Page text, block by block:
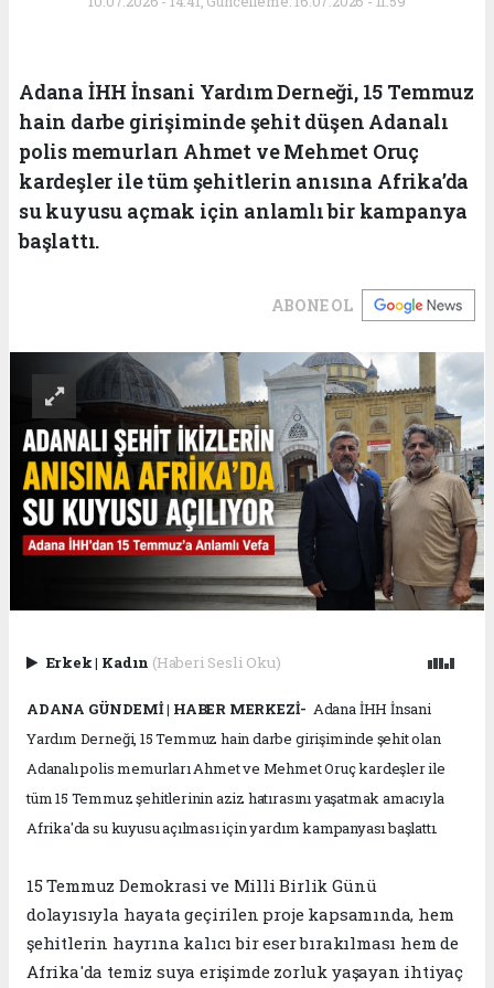
Adana İHH İnsani Yardım Derneği, 15 Temmuz
hain darbe girişiminde şehit düşen Adanalı
polis memurları Ahmet ve Mehmet Oruç
kardeşler ile tüm şehitlerin anısına Afrika’da
su kuyusu açmak için anlamlı bir kampanya
başlattı.
ABONE OL
Erkek| Kadın (Haberi Sesli Oku)
ADANA GÜNDEMİ | HABER MERKEZİ- Adana İHH İnsani
Yardım Derneği, 15 Temmuz hain darbe girişiminde şehit olan
Adanalı polis memurları Ahmet ve Mehmet Oruç kardeşler ile
tüm 15 Temmuz şehitlerinin aziz hatırasını yaşatmak amacıyla
Afrika'da su kuyusu açılması için yardım kampanyası başlattı.
15 Temmuz Demokrasi ve Milli Birlik Günü
dolayısıyla hayata geçirilen proje kapsamında, hem
şehitlerin hayrına kalıcı bir eser bırakılması hem de
Afrika'da temiz suya erişimde zorluk yaşayan ihtiyaç